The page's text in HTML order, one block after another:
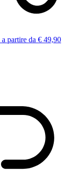
a partire da € 49,90